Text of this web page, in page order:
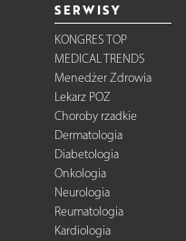
SERWISY
KONGRES TOP
MEDICAL TRENDS
Menedżer Zdrowia
Lekarz POZ
Choroby rzadkie
Dermatologia
Diabetologia
Onkologia
Neurologia
Reumatologia
Kardiologia